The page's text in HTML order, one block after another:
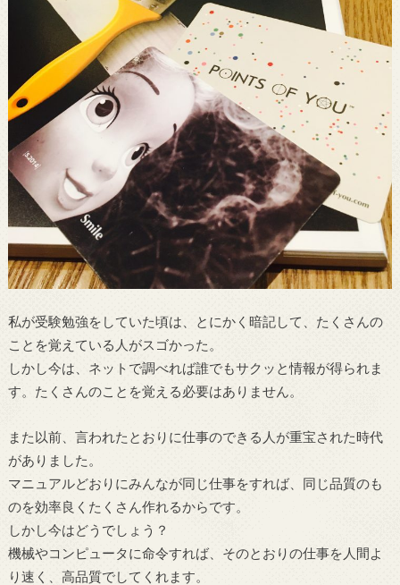
私が受験勉強をしていた頃は、とにかく暗記して、たくさんの
ことを覚えている人がスゴかった。
しかし今は、ネットで調べれば誰でもサクッと情報が得られま
す。たくさんのことを覚える必要はありません。
また以前、言われたとおりに仕事のできる人が重宝された時代
がありました。
マニュアルどおりにみんなが同じ仕事をすれば、同じ品質のも
のを効率良くたくさん作れるからです。
しかし今はどうでしょう？
機械やコンピュータに命令すれば、そのとおりの仕事を人間よ
り速く、高品質でしてくれます。